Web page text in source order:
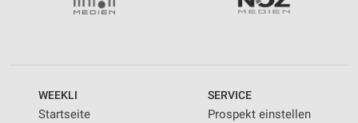
WEEKLI
Startseite
SERVICE
Prospekt einstellen